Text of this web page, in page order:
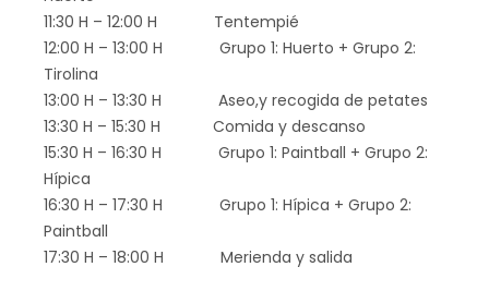
11:30 H – 12:00 H Tentempié
12:00 H – 13:00 H Grupo 1: Huerto + Grupo 2:
Tirolina
13:00 H – 13:30 H Aseo,y recogida de petates
13:30 H – 15:30 H Comida y descanso
15:30 H – 16:30 H Grupo 1: Paintball + Grupo 2:
Hípica
16:30 H – 17:30 H Grupo 1: Hípica + Grupo 2:
Paintball
17:30 H – 18:00 H Merienda y salida